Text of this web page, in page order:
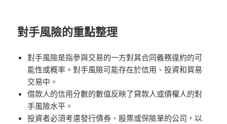
對手風險的重點整理
對手風險是指參與交易的一方對其合同義務違約的可
能性或概率。對手風險可能存在於信用、投資和貿易
交易中。
借款人的信用分數的數值反映了貸款人或債權人的對
手風險水平。
投資者必須考慮發行債券、股票或保險單的公司，以